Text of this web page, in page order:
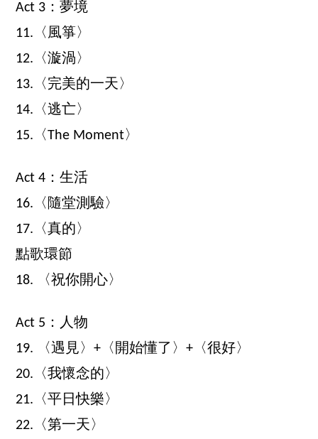
Act 3：夢境
11.〈風箏〉
12.〈漩渦〉
13.〈完美的一天〉
14.〈逃亡〉
15.〈The Moment〉
Act 4：生活
16.〈隨堂測驗〉
17.〈真的〉
點歌環節
18. 〈祝你開心〉
Act 5：人物
19. 〈遇見〉+〈開始懂了〉+〈很好〉
20.〈我懷念的〉
21.〈平日快樂〉
22.〈第一天〉